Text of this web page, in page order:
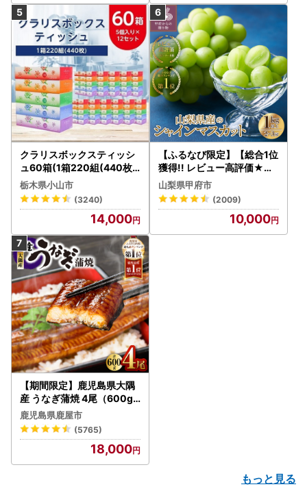
クラリスボックスティッシ
ュ60箱(1箱220組(440枚))
(5個入り×12セット)【配送
不可地域：離島・沖縄県】
【1256759】
栃木県小山市
(3240)
14,000
【ふるなび限定】【総合1位
獲得!! レビュー高評価★】
〈2026年度配送分〉山梨
県産 シャインマスカット 2
～3房（1.0kg以上）シャイ
ン フルーツ FN-Limited-S
P
山梨県甲府市
(2009)
10,000
【期間限定】鹿児島県大隅
産 うなぎ蒲焼 4尾（600g
） KN007-004-04-cp18
うなぎ 鰻 魚 惣菜 総菜
鹿児島県鹿屋市
(5765)
18,000
もっと見る